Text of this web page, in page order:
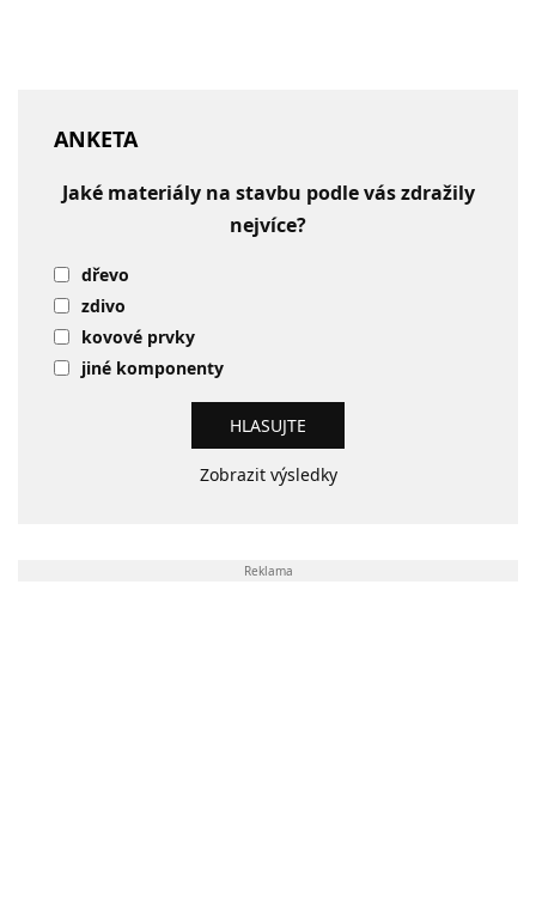
ANKETA
Jaké materiály na stavbu podle vás zdražily
nejvíce?
dřevo
zdivo
kovové prvky
jiné komponenty
Zobrazit výsledky
Reklama